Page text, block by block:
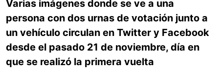
Varias imágenes donde se ve a una
persona con dos urnas de votación junto a
un vehículo circulan en Twitter y Facebook
desde el pasado 21 de noviembre, día en
que se realizó la primera vuelta